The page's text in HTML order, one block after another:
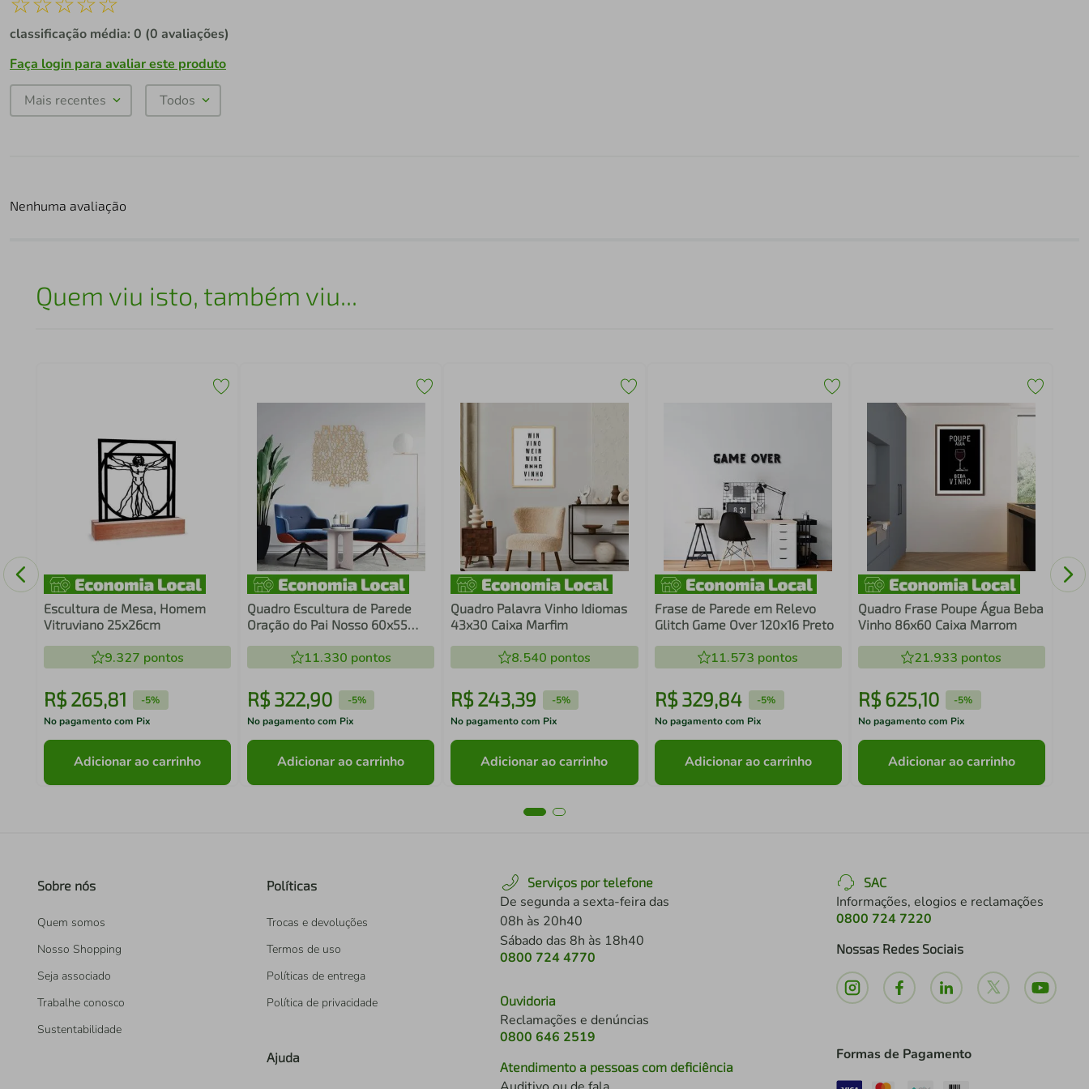
classificação média: 0 (0 avaliações)
Faça login para avaliar este produto
Mais recentes Todos
Nenhuma avaliação
Quem viu isto, também viu...
Escultura de Mesa, Homem
Vitruviano 25x26cm
9.327 pontos
R$ 265,81 -5%
No pagamento com Pix
Adicionar ao carrinho
Quadro Escultura de Parede
Oração do Pai Nosso 60x55
11.330 pontos
R$ 322,90 -5%
No pagamento com Pix
Adicionar ao carrinho
Quadro Palavra Vinho Idiomas
43x30 Caixa Marfim
8.540 pontos
R$243,39 -5%
No pagamento com Pix
Adicionar ao carrinho
Frase de Parede em Relevo
Glitch Game Over 120x16 Preto
11.573 pontos
R$ 329,84 -5%
No pagamento com Pix
Adicionar ao carrinho
Quadro Frase Poupe Água Beba
Vinho 86x60 Caixa Marrom
21.933 pontos
R$ 625,10 -5%
No pagamento com Pix
Adicionar ao carrinho
Sobre nós
Quem somos
Nosso Shopping
Seja associado
Trabalhe conosco
Sustentabilidade
Políticas
Trocas e devoluções
Termos de uso
Políticas de entrega
Política de privacidade
Ajuda
Serviços por telefone
De segunda a sexta-feira das
08h às 20h40
Sábado das 8h às 18h40
0800 724 4770
Ouvidoria
Reclamações e denúncias
0800 646 2519
Atendimento a pessoas com deficiência
SAC
Informações, elogios e reclamações
0800 724 7220
Nossas Redes Sociais
Formas de Pagamento